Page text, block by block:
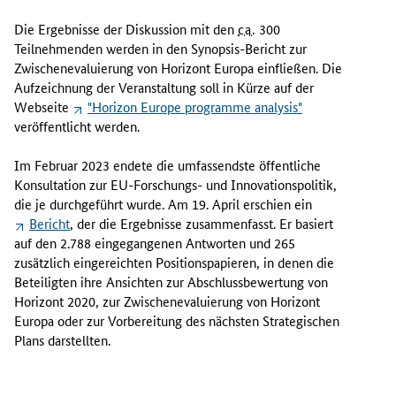
J
u
n
2
0
3
f
ü
r
t
e
d
i
e
Die Ergebnisse der Diskussion mit denca. 300
Teilnehmenden werden in den Synopsis-Bericht zur
Zwischenevaluierung von Horizont Europa einfließen. Die
Aufzeichnung der Veranstaltung soll in Kürze auf der
Webseite
"Horizon Europe programme analysis"
veröffentlicht werden.
Im Februar 2023 endete die umfassendste öffentliche
Konsultation zur EU-Forschungs- und Innovationspolitik,
die je durchgeführt wurde. Am 19. April erschien ein
Bericht, der die Ergebnisse zusammenfasst. Er basiert
auf den 2.788 eingegangenen Antworten und 265
zusätzlich eingereichten Positionspapieren, in denen die
Beteiligten ihre Ansichten zur Abschlussbewertung von
Horizont 2020, zur Zwischenevaluierung von Horizont
Europa oder zur Vorbereitung des nächsten Strategischen
Plans darstellten.